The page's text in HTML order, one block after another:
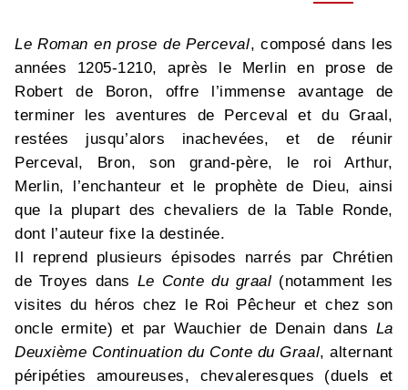
Le Roman en prose de Perceval, composé dans les
années 1205-1210, après le Merlin en prose de
Robert de Boron, offre l’immense avantage de
terminer les aventures de Perceval et du Graal,
restées jusqu’alors inachevées, et de réunir
Perceval, Bron, son grand-père, le roi Arthur,
Merlin, l’enchanteur et le prophète de Dieu, ainsi
que la plupart des chevaliers de la Table Ronde,
dont l’auteur fixe la destinée.
Il reprend plusieurs épisodes narrés par Chrétien
de Troyes dans Le Conte du graal (notamment les
visites du héros chez le Roi Pêcheur et chez son
oncle ermite) et par Wauchier de Denain dans La
Deuxième Continuation du Conte du Graal, alternant
péripéties amoureuses, chevaleresques (duels et